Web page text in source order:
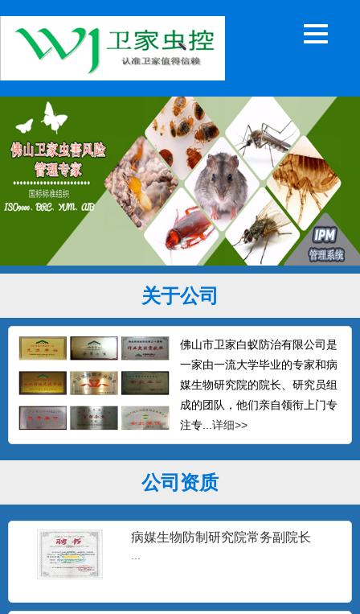
关于公司
佛山市卫家白蚁防治有限公司是
一家由一流大学毕业的专家和病
媒生物研究院的院长、研究员组
成的团队，他们亲自领衔上门专
注专... 详细>>
公司资质
病媒生物防制研究院常务副院长